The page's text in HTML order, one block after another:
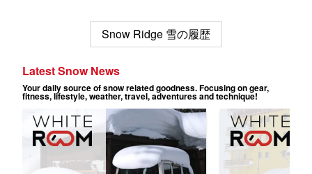
Snow Ridge 雪の履歴